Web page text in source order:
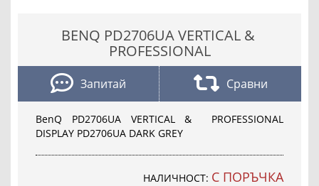
BENQ PD2706UA VERTICAL &
PROFESSIONAL
Запитай Сравни
BenQ PD2706UA VERTICAL & PROFESSIONAL
DISPLAY PD2706UA DARK GREY
НАЛИЧНОСТ: С ПОРЪЧКА